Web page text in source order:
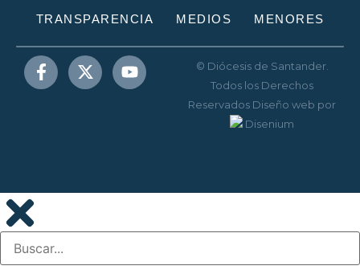
TRANSPARENCIA MEDIOS MENORES
© Diócesis de Santander.
Todos los Derechos
Reservados Diseño web por
Disenium